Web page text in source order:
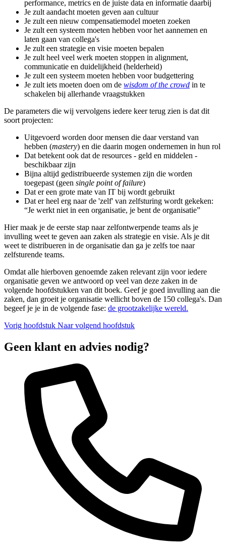
performance, metrics en de juiste data en informatie daarbij
Je zult aandacht moeten geven aan cultuur
Je zult een nieuw compensatiemodel moeten zoeken
Je zult een systeem moeten hebben voor het aannemen en
laten gaan van collega's
Je zult een strategie en visie moeten bepalen
Je zult heel veel werk moeten stoppen in alignment,
communicatie en duidelijkheid (helderheid)
Je zult een systeem moeten hebben voor budgettering
Je zult iets moeten doen om de wisdom of the crowd in te
schakelen bij allerhande vraagstukken
De parameters die wij vervolgens iedere keer terug zien is dat dit
soort projecten:
Uitgevoerd worden door mensen die daar verstand van
hebben (mastery) en die daarin mogen ondernemen in hun rol
Dat betekent ook dat de resources - geld en middelen -
beschikbaar zijn
Bijna altijd gedistribueerde systemen zijn die worden
toegepast (geen single point of failure)
Dat er een grote mate van IT bij wordt gebruikt
Dat er heel erg naar de 'zelf' van zelfsturing wordt gekeken:
“Je werkt niet in een organisatie, je bent de organisatie”
Hier maak je de eerste stap naar zelfontwerpende teams als je
invulling weet te geven aan zaken als strategie en visie. Als je dit
weet te distribueren in de organisatie dan ga je zelfs toe naar
zelfsturende teams.
Omdat alle hierboven genoemde zaken relevant zijn voor iedere
organisatie geven we antwoord op veel van deze zaken in de
volgende hoofdstukken van dit boek. Geef je goed invulling aan die
zaken, dan groeit je organisatie wellicht boven de 150 collega's. Dan
begeef je je in de volgende fase: de grootzakelijke wereld.
Vorig hoofdstuk Naar volgend hoofdstuk
Geen klant en advies nodig?